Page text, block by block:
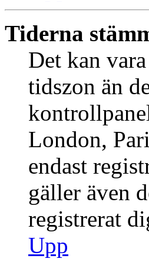
Tiderna
Det kan
tidszon än
London,
endast
gäller även
registrerat
Upp